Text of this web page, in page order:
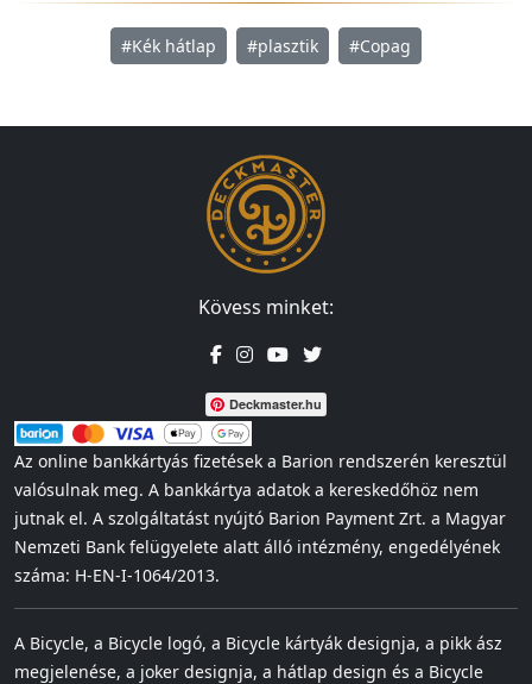
#Kék hátlap #plasztik #Copag
Kövess minket:
Deckmaster.hu
Az online bankkártyás fizetések a Barion rendszerén keresztül
valósulnak meg. A bankkártya adatok a kereskedőhöz nem
jutnak el. A szolgáltatást nyújtó Barion Payment Zrt. a Magyar
Nemzeti Bank felügyelete alatt álló intézmény, engedélyének
száma: H-EN-I-1064/2013.
A Bicycle, a Bicycle logó, a Bicycle kártyák designja, a pikk ász
megjelenése, a joker designja, a hátlap design és a Bicycle